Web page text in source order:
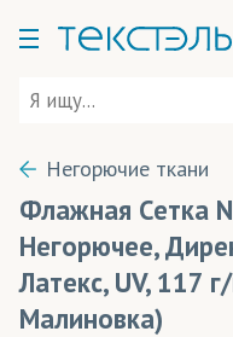
Негорючие ткани
Флажная Сетка
Негорючее,
Латекс, UV, 117
Малиновка)